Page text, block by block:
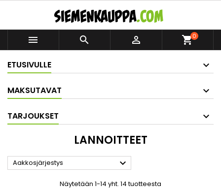
   shopping_cart0
ETUSIVULLE
MAKSUTAVAT
TARJOUKSET
LANNOITTEET
Aakkosjärjestys 
Näytetään 1-14 yht. 14 tuotteesta